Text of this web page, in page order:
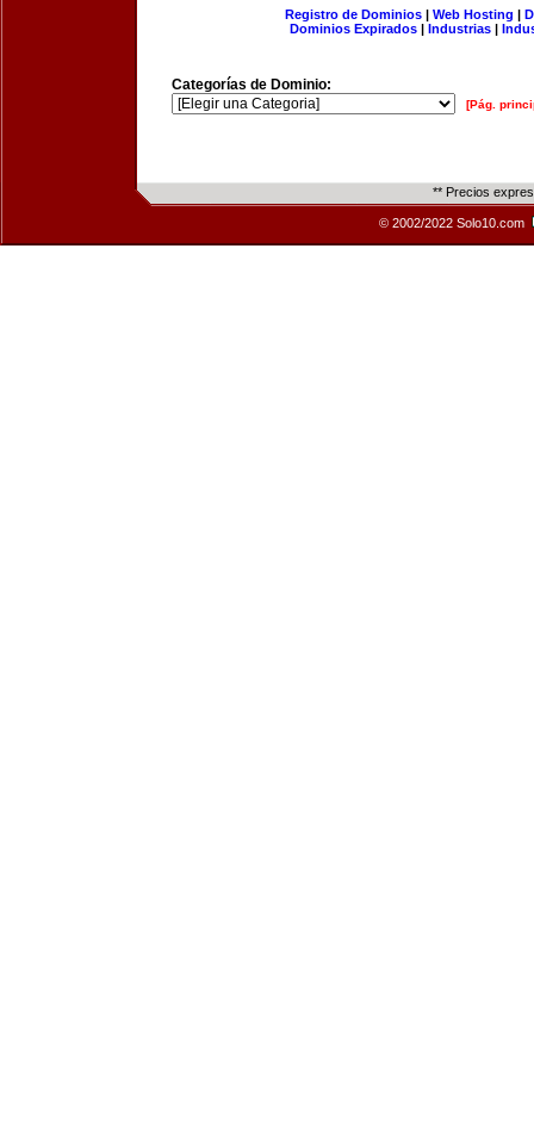
Registro de Dominios| Web Hosting |
Dominios Expirados | Industrias |
Categorías de Dominio:
[Pág.
** Precios
© 2002/2022 Solo10.com